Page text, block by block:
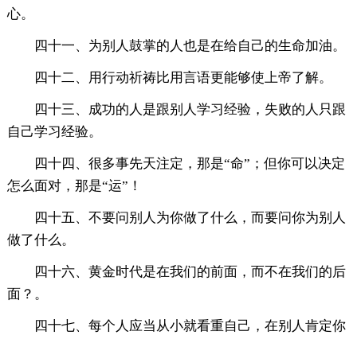
心。
四十一、为别人鼓掌的人也是在给自己的生命加油。
四十二、用行动祈祷比用言语更能够使上帝了解。
四十三、成功的人是跟别人学习经验，失败的人只跟
自己学习经验。
四十四、很多事先天注定，那是“命”；但你可以决定
怎么面对，那是“运”！
四十五、不要问别人为你做了什么，而要问你为别人
做了什么。
四十六、黄金时代是在我们的前面，而不在我们的后
面？。
四十七、每个人应当从小就看重自己，在别人肯定你